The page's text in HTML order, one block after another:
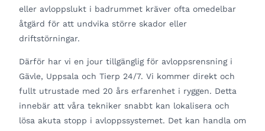
eller avloppslukt i badrummet kräver ofta omedelbar
åtgärd för att undvika större skador eller
driftstörningar.
Därför har vi en jour tillgänglig för avloppsrensning i
Gävle, Uppsala och Tierp 24/7. Vi kommer direkt och
fullt utrustade med 20 års erfarenhet i ryggen. Detta
innebär att våra tekniker snabbt kan lokalisera och
lösa akuta stopp i avloppssystemet. Det kan handla om